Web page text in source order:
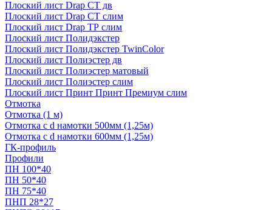
Плоский лист Drap СТ дв
Плоский лист Drap СТ слим
Плоский лист Drap ТР слим
Плоский лист Полидэкстер
Плоский лист Полидэкстер TwinColor
Плоский лист Полиэстер дв
Плоский лист Полиэстер матовый
Плоский лист Полиэстер слим
Плоский лист Принт Принт Премиум слим
Отмотка
Отмотка (1 м)
Отмотка с d намотки 500мм (1,25м)
Отмотка с d намотки 600мм (1,25м)
ГК-профиль
Профили
ПН 100*40
ПН 50*40
ПН 75*40
ПНП 28*27